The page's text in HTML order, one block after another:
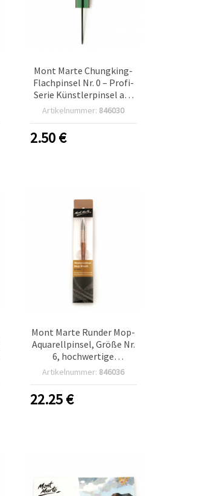
Mont Marte Chungking-
Flachpinsel Nr. 0 – Profi-
Serie Künstlerpinsel aus
Naturborsten
Artikelnummer: 846030
2.50€
Mont Marte Runder Mop-
Aquarellpinsel, Größe Nr.
6, hochwertige
Synthetikfasern
Artikelnummer: 846036
22.25€